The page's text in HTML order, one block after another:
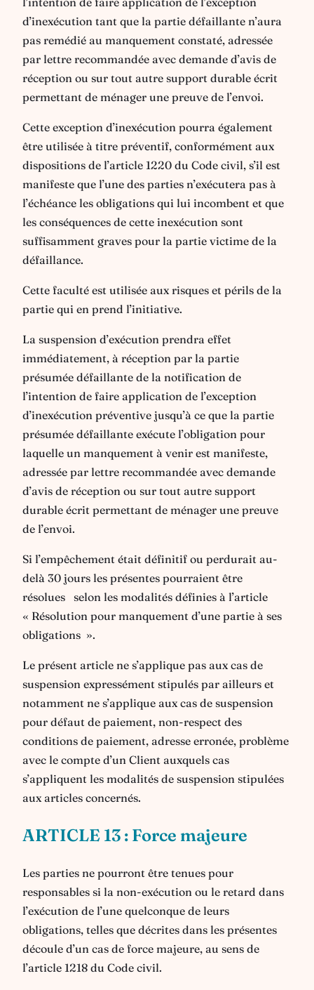
d’inexécution tant que la partie défaillante n’aura
pas remédié au manquement constaté, adressée
par lettre recommandée avec demande d’avis de
réception ou sur tout autre support durable écrit
permettant de ménager une preuve de l’envoi.
Cette exception d’inexécution pourra également
être utilisée à titre préventif, conformément aux
dispositions de l’article 1220 du Code civil, s’il est
manifeste que l’une des parties n’exécutera pas à
l’échéance les obligations qui lui incombent et que
les conséquences de cette inexécution sont
suffisamment graves pour la partie victime de la
défaillance.
Cette faculté est utilisée aux risques et périls de la
partie qui en prend l’initiative.
La suspension d’exécution prendra effet
immédiatement, à réception par la partie
présumée défaillante de la notification de
l’intention de faire application de l’exception
d’inexécution préventive jusqu’à ce que la partie
présumée défaillante exécute l’obligation pour
laquelle un manquement à venir est manifeste,
adressée par lettre recommandée avec demande
d’avis de réception ou sur tout autre support
durable écrit permettant de ménager une preuve
de l’envoi.
Si l’empêchement était définitif ou perdurait au-
delà 30 jours les présentes pourraient être
résolues selon les modalités définies à l’article
« Résolution pour manquement d’une partie à ses
obligations ».
Le présent article ne s’applique pas aux cas de
suspension expressément stipulés par ailleurs et
notamment ne s’applique aux cas de suspension
pour défaut de paiement, non-respect des
conditions de paiement, adresse erronée, problème
avec le compte d’un Client auxquels cas
s’appliquent les modalités de suspension stipulées
aux articles concernés.
ARTICLE 13 : Force majeure
Les parties ne pourront être tenues pour
responsables si la non-exécution ou le retard dans
l’exécution de l’une quelconque de leurs
obligations, telles que décrites dans les présentes
découle d’un cas de force majeure, au sens de
l’article 1218 du Code civil.